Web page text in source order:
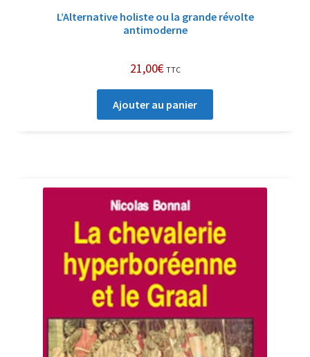
L’Alternative holiste ou la grande révolte
antimoderne
21,00€ TTC
Ajouter au panier